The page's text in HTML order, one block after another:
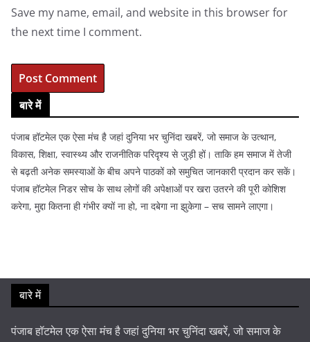
Save my name, email, and website in this browser for
the next time I comment.
बारे में
पंजाब हॉटमेल एक ऐसा मंच है जहां दुनिया भर चुनिंदा खबरें, जो समाज के उत्थान,
विकास, शिक्षा, स्वास्थ्य और राजनीतिक परिदृश्य से जुड़ी हों। ताकि हम समाज में तेजी
से बढ़ती अनेक समस्याओं के बीच अपने पाठकों को समुचित जानकारी प्रदान कर सकें।
पंजाब हॉटमेल निडर सोच के साथ लोगों की अपेक्षाओं पर खरा उतरने की पूरी कोशिश
करेगा, मुद्दा कितना ही गंभीर क्यों ना हो, ना दबेगा ना झुकेगा – सच सामने लाएगा।
बारे में
पंजाब हॉटमेल एक ऐसा मंच है जहां दुनिया भर चुनिंदा खबरें, जो समाज के